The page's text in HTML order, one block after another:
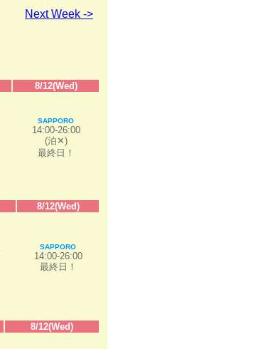
Next Week ->
8/12(Wed)
SAPPORO
14:00-26:00
(泊✕)
最終日！
8/12(Wed)
SAPPORO
14:00-26:00
最終日！
8/12(Wed)